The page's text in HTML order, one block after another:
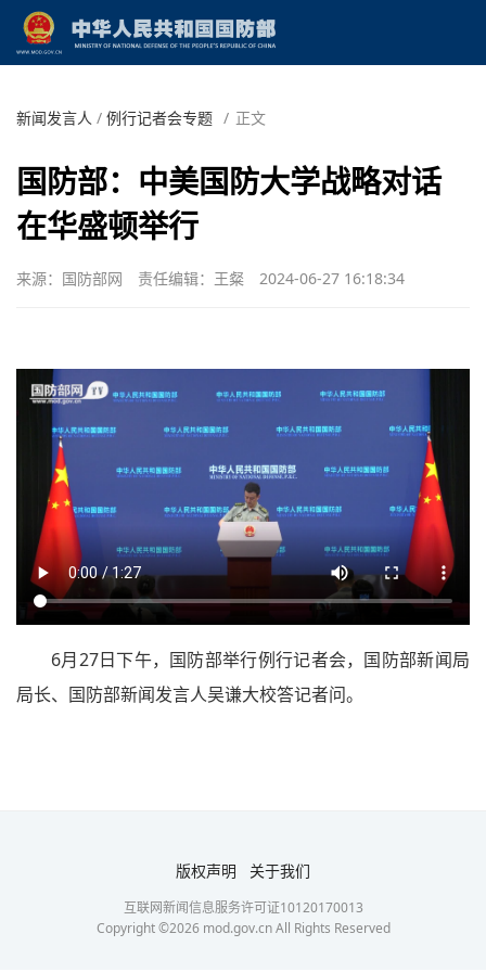
新闻发言人 / 例行记者会专题 / 正文
国防部：中美国防大学战略对话
在华盛顿举行
来源：国防部网 责任编辑：王粲 2024-06-27 16:18:34
6月27日下午，国防部举行例行记者会，国防部新闻局
局长、国防部新闻发言人吴谦大校答记者问。
版权声明 关于我们
互联网新闻信息服务许可证10120170013
Copyright ©2026mod.gov.cn All Rights Reserved